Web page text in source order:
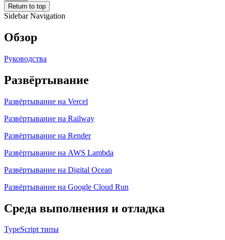
Return to top
Sidebar Navigation
Обзор
Руководства
Развёртывание
Развёртывание на Vercel
Развёртывание на Railway
Развёртывание на Render
Развёртывание на AWS Lambda
Развёртывание на Digital Ocean
Развёртывание на Google Cloud Run
Среда выполнения и отладка
TypeScript типы